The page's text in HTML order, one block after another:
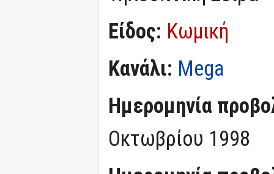
Είδος: Κωμική
Κανάλι: Mega
Ημερομηνία
Οκτωβρίου 1998